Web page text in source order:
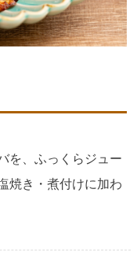
を、ふっくらジュー
焼き・煮付けに加わ